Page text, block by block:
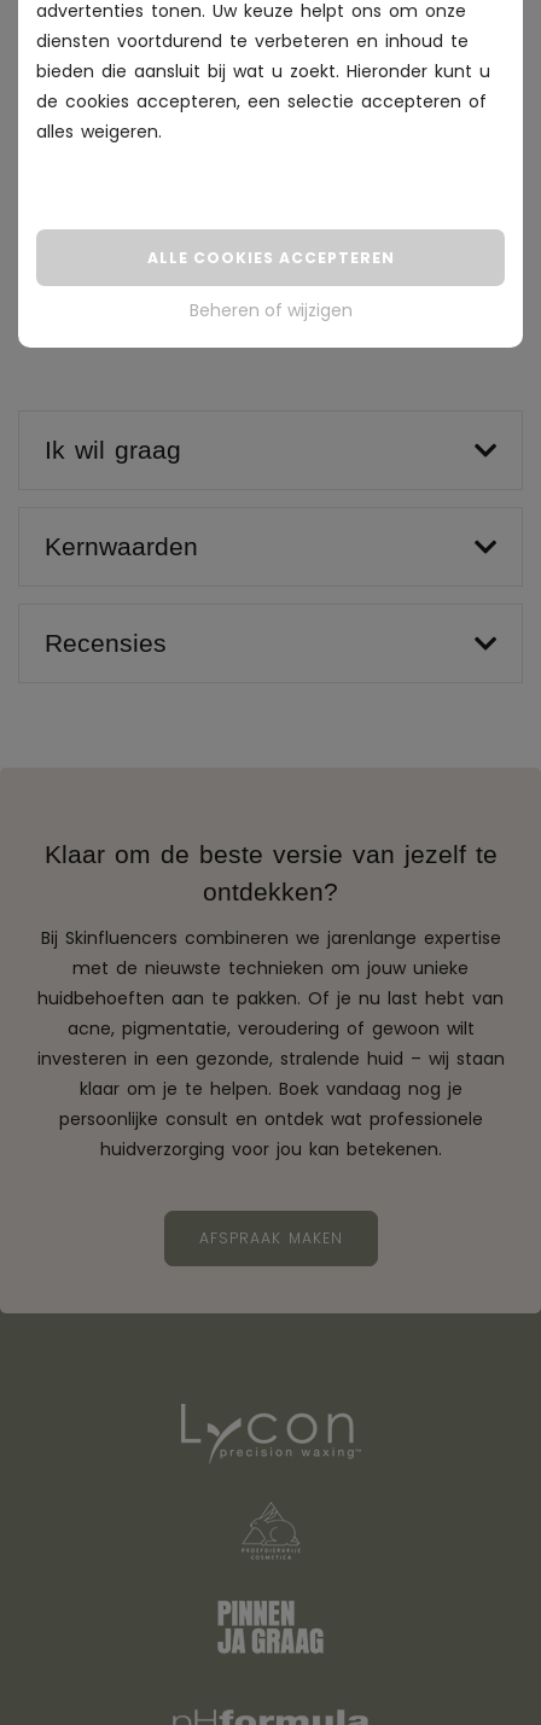
Wordt een droge huid behandeling vergoed?
Jouw eerste stap naar een gezonde
huid
een persoonlijk behandelplan en vrijblijvend advies.
PLAN GRATIS INTAKE
Ik wil graag
Kernwaarden
Recensies
Klaar om de beste versie van jezelf te
ontdekken?
Bij Skinfluencers combineren we jarenlange expertise
met de nieuwste technieken om jouw unieke
huidbehoeften aan te pakken. Of je nu last hebt van
acne, pigmentatie, veroudering of gewoon wilt
investeren in een gezonde, stralende huid – wij staan
klaar om je te helpen. Boek vandaag nog je
persoonlijke consult en ontdek wat professionele
huidverzorging voor jou kan betekenen.
AFSPRAAK MAKEN
advertenties tonen. Uw keuze helpt ons om onze
diensten voortdurend te verbeteren en inhoud te
bieden die aansluit bij wat u zoekt. Hieronder kunt u
de cookies accepteren, een selectie accepteren of
alles weigeren.
ALLE COOKIES ACCEPTEREN
Beheren of wijzigen